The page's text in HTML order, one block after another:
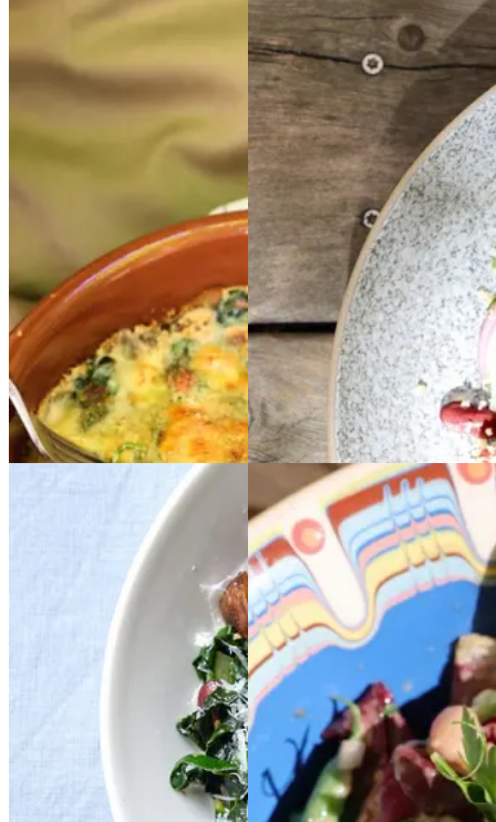
GratineredeGratine
rede
bønner bønner
Gem opskrift
Couscous Couscous
medmed
bønner,bønner,
persillepersille ogog
citroncitron
Gem opskrift
Sommermad
Bønnebiksemad
Bøn
medmed
svampe,
parmesan
FarverigFarverig
bønnesalat
bønnesala
t